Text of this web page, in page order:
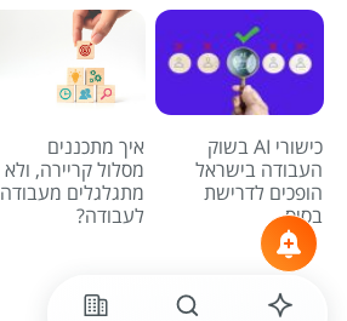
כישורי AI בשוק
העבודה בישראל
הופכים לדרישת
בסיס
איך מתכננים
מסלול קריירה, ולא
מתגלגלים מעבודה
לעבודה?
לכל הכתבות